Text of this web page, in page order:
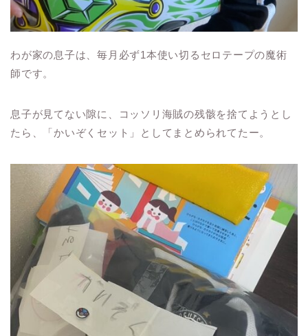
わが家の息子は、毎月必ず1本使い切るセロテープの魔術
師です。
息子が見てない隙に、コッソリ海賊の残骸を捨てようとし
たら、「かいぞくセット」としてまとめられてたー。